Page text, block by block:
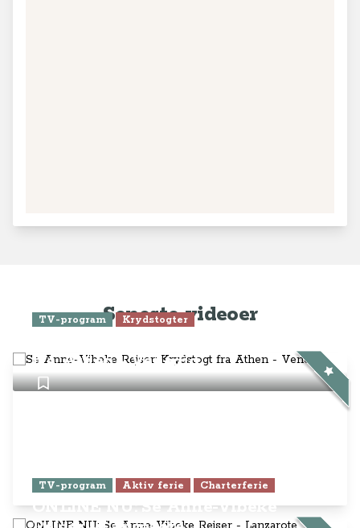
Seneste videoer
TV-program Krydstogter
fra Athen - Venedig
TV-program Aktiv ferie Charterferie
ONLINE NU: Se Anne-Vibeke